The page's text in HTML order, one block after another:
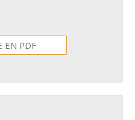
EN PDF